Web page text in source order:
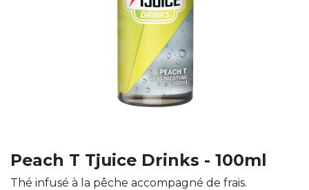
Peach T Tjuice Drinks - 100ml
Thé infusé à la pêche accompagné de frais.